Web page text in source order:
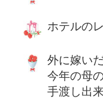
ホテルの
外に嫁い
今年の母
手渡し出